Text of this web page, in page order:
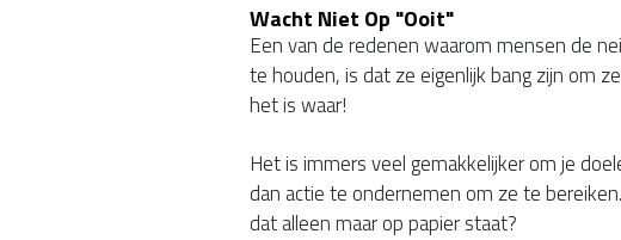
Wacht Niet Op "ooit"
Een van de redenen waarom mensen de
te houden, is dat ze eigenlijk bang zijn om
het is waar!
Het is immers veel gemakkelijker om je
dan actie te ondernemen om ze te
dat alleen maar op papier staat?